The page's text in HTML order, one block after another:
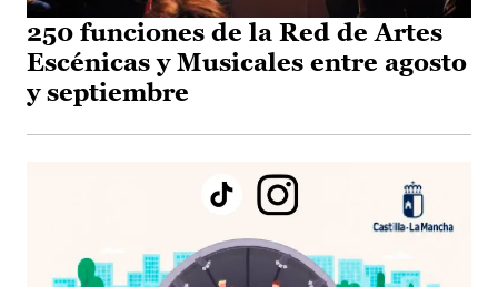
250 funciones de la Red de Artes
Escénicas y Musicales entre agosto
y septiembre